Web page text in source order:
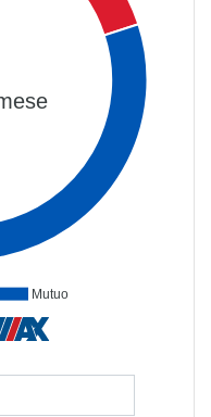
Mutuo